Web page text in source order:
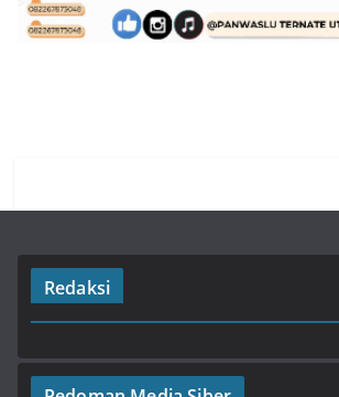
Redaksi